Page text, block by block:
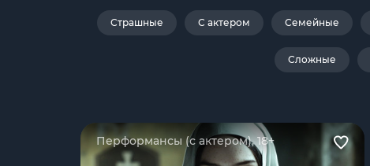
Страшные С актером Семейные
Сложные
Перформансы (с актером), 18+